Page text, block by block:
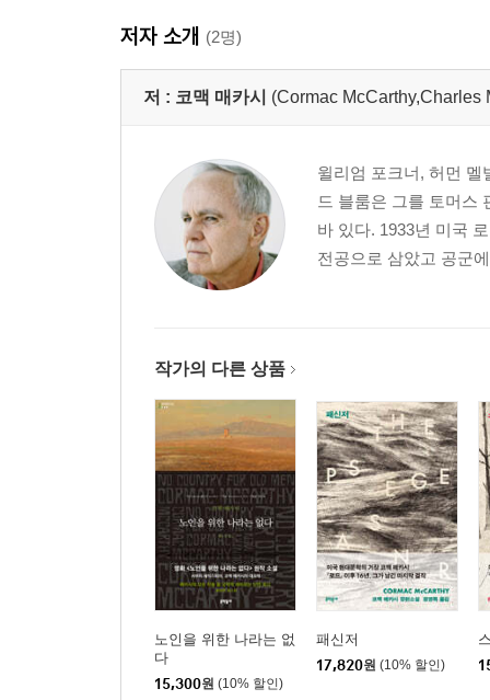
저자 소개 (2명)
저 : 코맥 매카시 (Cormac McCarthy,Charles
윌리엄 포크너, 허먼
드 블룸은 그를 토머스
바 있다. 1933년 미국
전공으로 삼았고 공군
작가의 다른 상품
노인을 위한 나라는 없
다
15,300원 (10% 할인)
패신저
17,820원 (10% 할인)